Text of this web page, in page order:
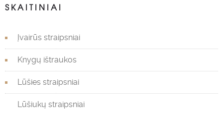
SKAITINIAI
Įvairūs straipsniai
Knygų ištraukos
Lūšies straipsniai
Lūšiukų straipsniai